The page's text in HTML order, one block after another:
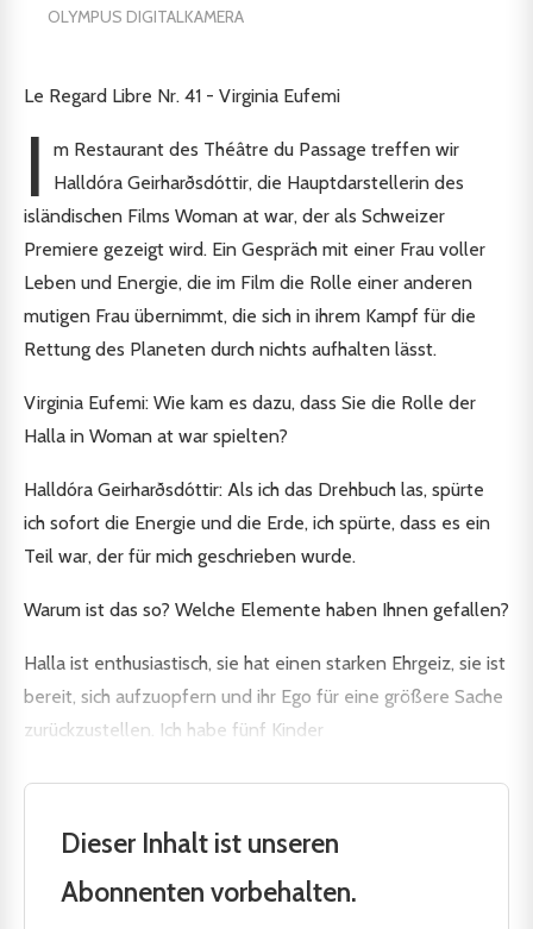
OLYMPUS DIGITALKAMERA
Le Regard Libre Nr. 41 - Virginia Eufemi
I
m Restaurant des Théâtre du Passage treffen wir
Halldóra Geirharðsdóttir, die Hauptdarstellerin des
isländischen Films Woman at war, der als Schweizer
Premiere gezeigt wird. Ein Gespräch mit einer Frau voller
Leben und Energie, die im Film die Rolle einer anderen
mutigen Frau übernimmt, die sich in ihrem Kampf für die
Rettung des Planeten durch nichts aufhalten lässt.
Virginia Eufemi: Wie kam es dazu, dass Sie die Rolle der
Halla in Woman at war spielten?
Halldóra Geirharðsdóttir: Als ich das Drehbuch las, spürte
ich sofort die Energie und die Erde, ich spürte, dass es ein
Teil war, der für mich geschrieben wurde.
Warum ist das so? Welche Elemente haben Ihnen gefallen?
Halla ist enthusiastisch, sie hat einen starken Ehrgeiz, sie ist
bereit, sich aufzuopfern und ihr Ego für eine größere Sache
zurückzustellen. Ich habe fünf Kinder
Dieser Inhalt ist unseren
Abonnenten vorbehalten.